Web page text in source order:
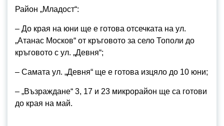
Район „Младост“:
– До края на юни ще е готова отсечката на ул.
„Атанас Москов“ от кръговото за село Тополи до
кръговото с ул. „Девня“;
– Самата ул. „Девня“ ще е готова изцяло до 10 юни;
– „Възраждане“ 3, 17 и 23 микрорайон ще са готови
до края на май.